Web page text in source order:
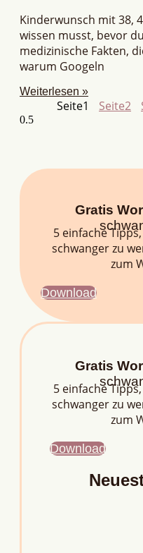
Kinderwunsch mit 38,
wissen musst, bevor
medizinische Fakten,
warum Googeln
Weiterlesen »
Seite1 Seite2
Gratis
5 einfache
schwanger zu
zum
Download
Gratis
5 einfache
schwanger zu
zum
Download